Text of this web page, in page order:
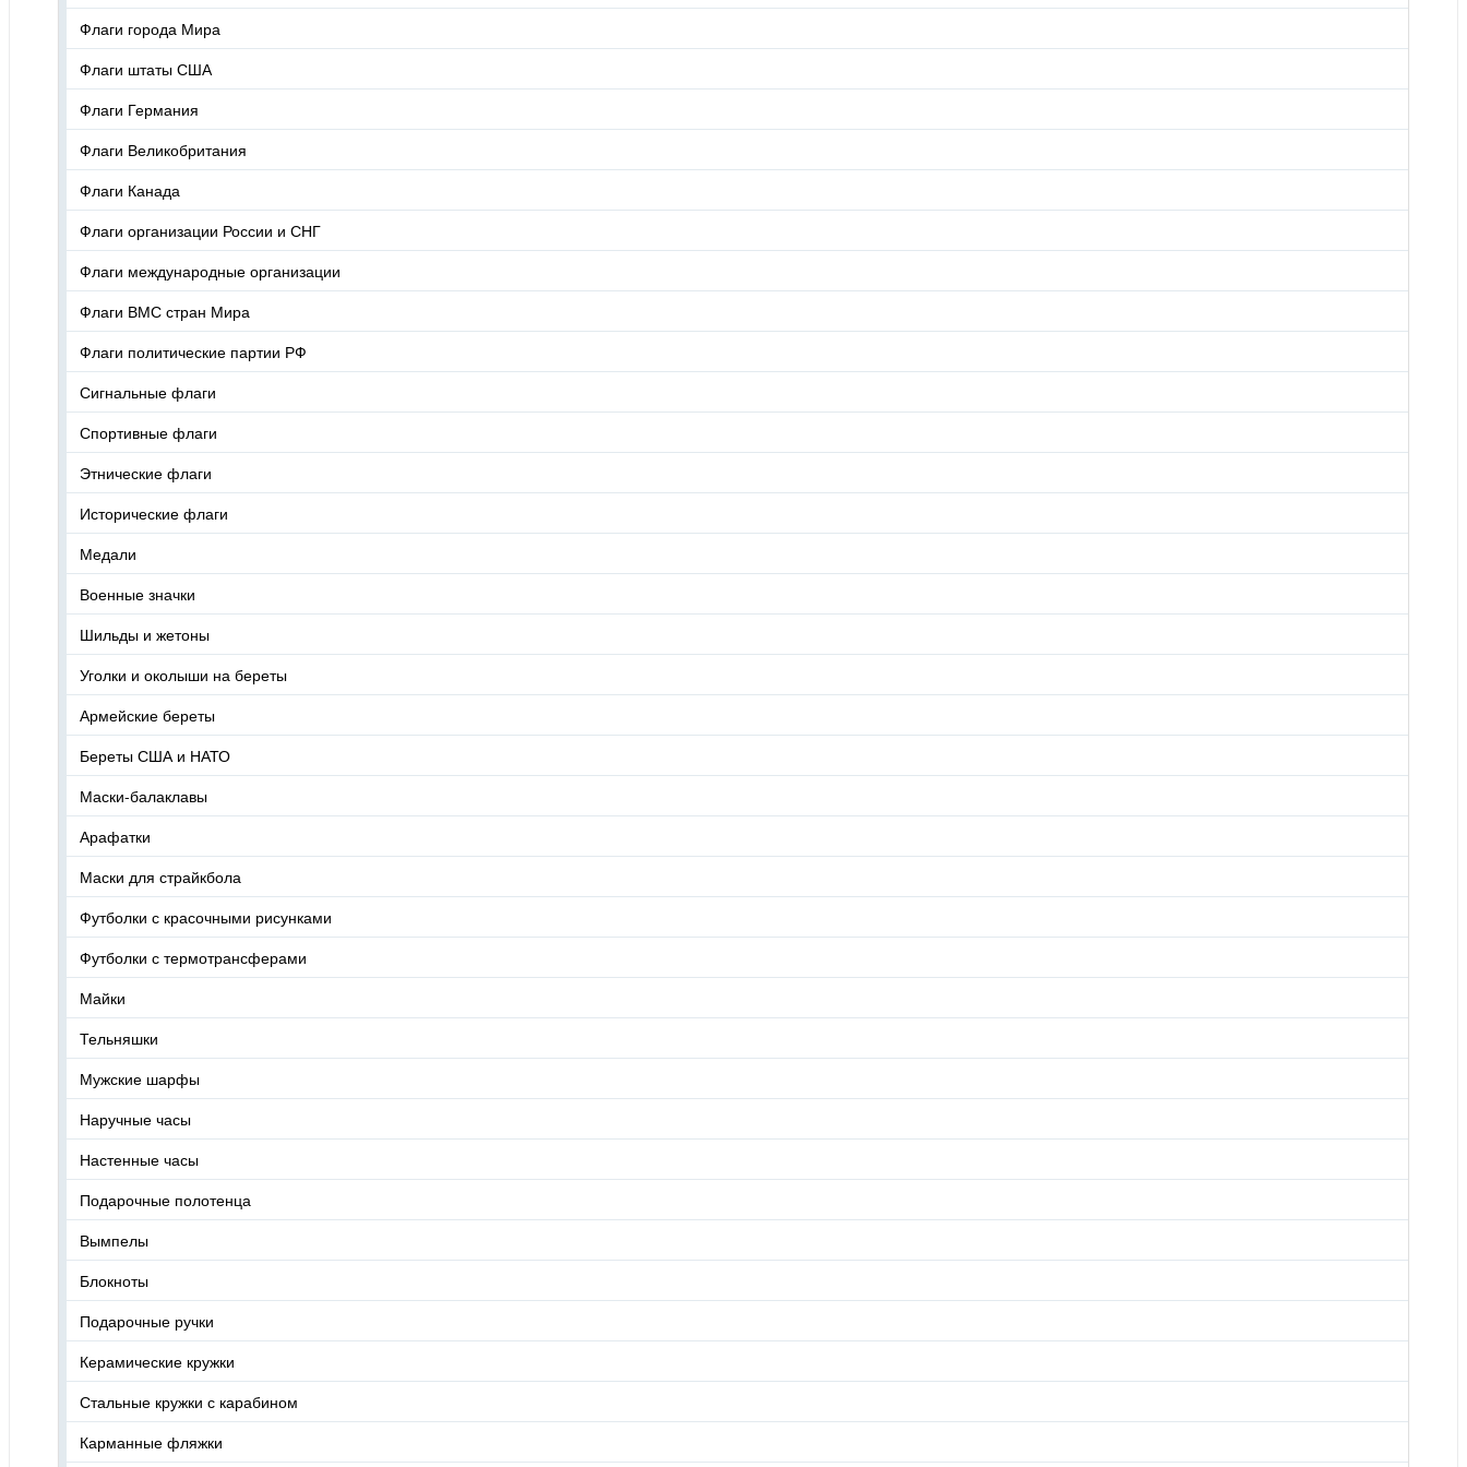
Флаги города Мира
Флаги штаты США
Флаги Германия
Флаги Великобритания
Флаги Канада
Флаги организации России и СНГ
Флаги международные организации
Флаги ВМС стран Мира
Флаги политические партии РФ
Сигнальные флаги
Спортивные флаги
Этнические флаги
Исторические флаги
Медали
Военные значки
Шильды и жетоны
Уголки и околыши на береты
Армейские береты
Береты США и НАТО
Маски-балаклавы
Арафатки
Маски для страйкбола
Футболки с красочными рисунками
Футболки с термотрансферами
Майки
Тельняшки
Мужские шарфы
Наручные часы
Настенные часы
Подарочные полотенца
Вымпелы
Блокноты
Подарочные ручки
Керамические кружки
Стальные кружки с карабином
Карманные фляжки